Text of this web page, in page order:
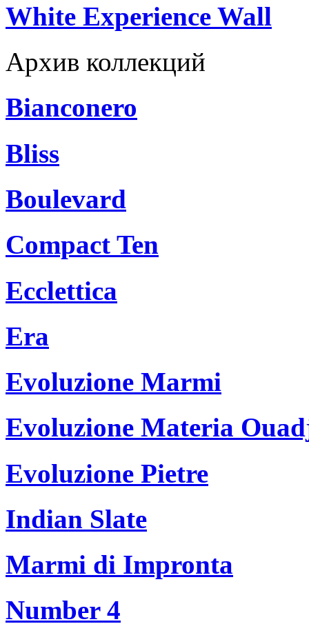
White Experience Wall
Архив коллекций
Bianconero
Bliss
Boulevard
Compact Ten
Ecclettica
Era
Evoluzione Marmi
Evoluzione Materia
Evoluzione Pietre
Indian Slate
Marmi di Impronta
Number 4